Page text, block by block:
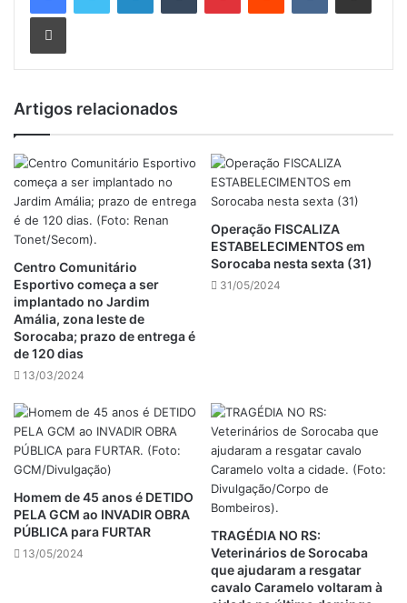
Imprimir
Artigos relacionados
Centro Comunitário
Esportivo começa a ser
implantado no Jardim
Amália, zona leste de
Sorocaba; prazo de entrega é
de 120 dias
13/03/2024
Operação FISCALIZA
ESTABELECIMENTOS em
Sorocaba nesta sexta (31)
31/05/2024
Homem de 45 anos é DETIDO
PELA GCM ao INVADIR OBRA
PÚBLICA para FURTAR
13/05/2024
TRAGÉDIA NO RS:
Veterinários de Sorocaba
que ajudaram a resgatar
cavalo Caramelo voltaram à